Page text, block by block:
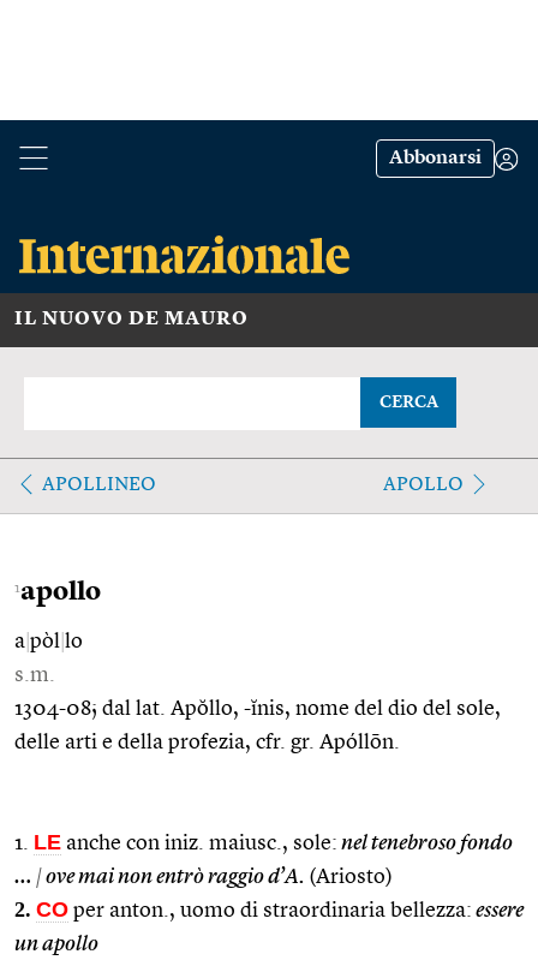
Abbonarsi
IL NUOVO DE MAURO
CERCA
APOLLINEO APOLLO
1apollo
a pòl lo
s.m.
1304-08; dal lat. Apŏllo, -ĭnis, nome del dio del sole,
delle arti e della profezia, cfr. gr. Apóllōn.
1. LE anche con iniz. maiusc., sole: nel tenebroso fondo
… |ove mai non entrò raggio d’A. (Ariosto)
2. CO per anton., uomo di straordinaria bellezza: essere
un apollo